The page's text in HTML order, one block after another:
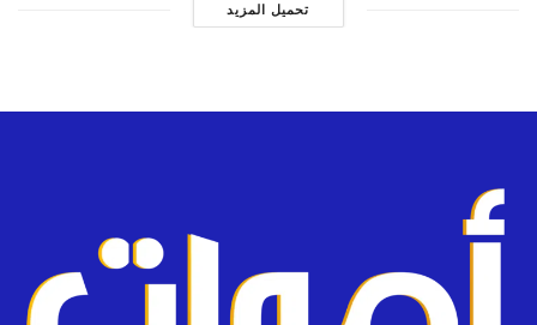
تحميل المزيد